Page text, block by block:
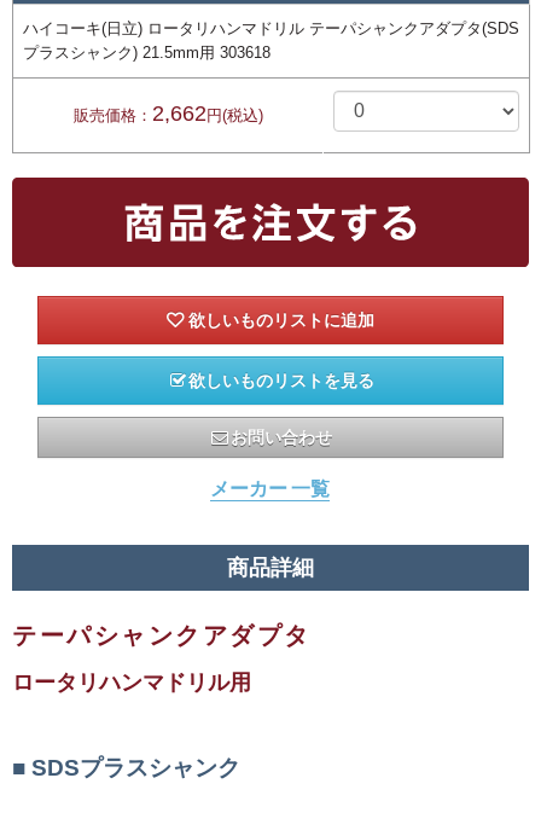
ハイコーキ(日立) ロータリハンマドリル テーパシャンクアダプタ(SDS
プラスシャンク) 21.5mm用 303618
販売価格： 2,662 円(税込)
欲しいものリストを見る
お問い合わせ
メーカー 一覧
商品詳細
テーパシャンクアダプタ
ロータリハンマドリル用
SDSプラスシャンク